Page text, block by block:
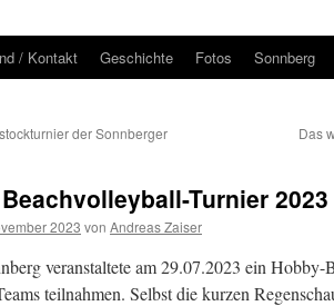
/ Kontakt Geschichte Fotos Sonnberg
der Sonnberger
Das
Turnier 2023
2023 von Andreas Zaiser
veranstaltete am 29.07.2023 ein
teilnahmen. Selbst die kurzen